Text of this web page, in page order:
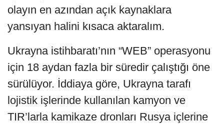
olayın en azından açık kaynaklara
yansıyan halini kısaca aktaralım.
Ukrayna istihbaratı’nın “WEB” operasyonu
için 18 aydan fazla bir süredir çalıştığı öne
sürülüyor. İddiaya göre, Ukrayna tarafı
lojistik işlerinde kullanılan kamyon ve
TIR’larla kamikaze dronları Rusya içlerine